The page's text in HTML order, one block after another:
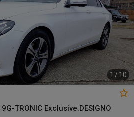
1 / 10
TRONIC Exclusive.DESIGNO